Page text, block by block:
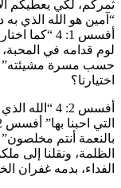
“آمين هو الله الذي
أفسس 1: 4
لوم قدامه في
اختيارنا؟
أفسس 2: 4
الفداء، بدمه غفران